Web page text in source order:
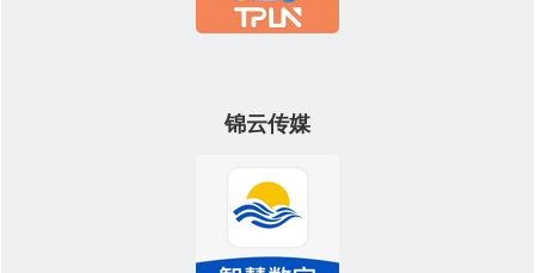
锦云传媒